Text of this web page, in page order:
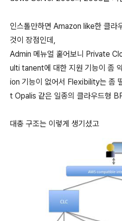
인스톨만하면 Amazon like한 클라
것이 장점인데,
Admin 메뉴얼 훝어보니 Private
ulti tanent에 대한 지원 기능이 좀
ion 기능이 없어서 Flexibility는 좀
t Opalis 같은 일종의 클라우드형
대충 구조는 이렇게 생기셨고